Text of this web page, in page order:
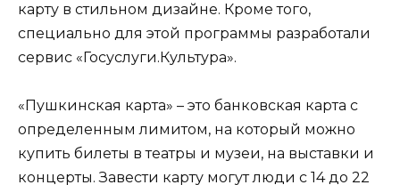
карту в стильном дизайне. Кроме того,
специально для этой программы разработали
сервис «Госуслуги.Культура».
«Пушкинская карта» – это банковская карта с
определенным лимитом, на который можно
купить билеты в театры и музеи, на выставки и
концерты. Завести карту могут люди с 14 до 22